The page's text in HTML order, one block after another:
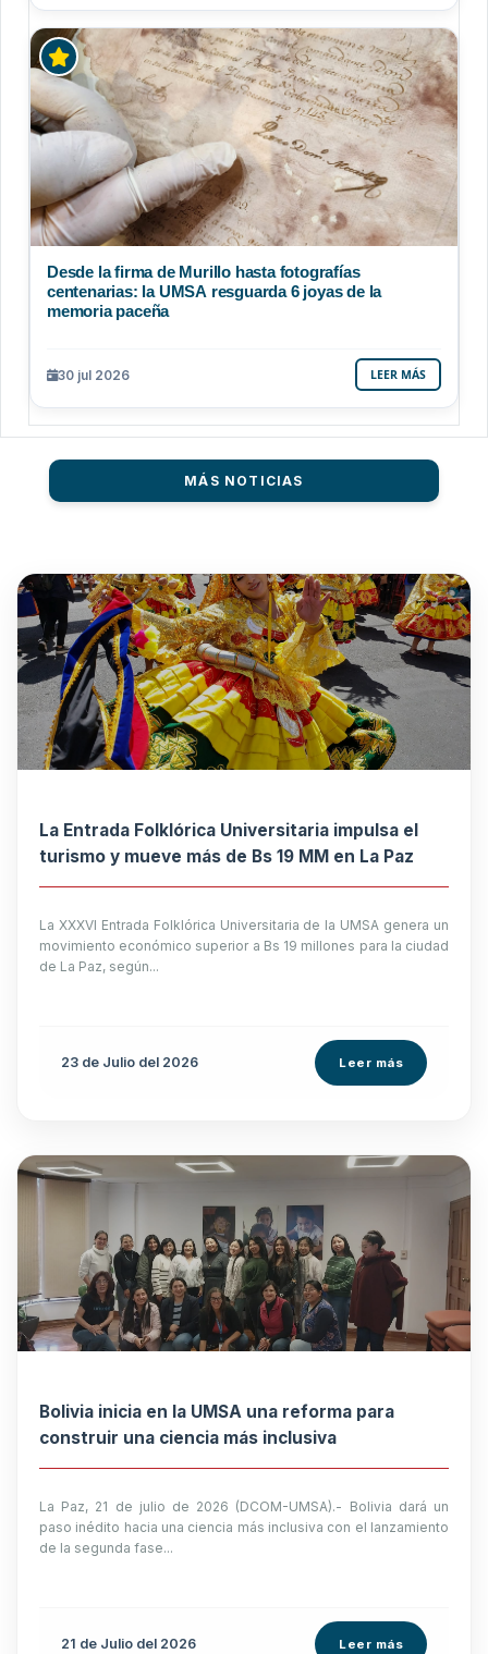
Desde la firma de Murillo hasta fotografías
centenarias: la UMSA resguarda 6 joyas de la
memoria paceña
30 jul 2026 LEER MÁS
MÁS NOTICIAS
La Entrada Folklórica Universitaria impulsa el
turismo y mueve más de Bs 19 MM en La Paz
La XXXVI Entrada Folklórica Universitaria de la UMSA genera un
movimiento económico superior a Bs 19 millones para la ciudad
de La Paz, según...
23 de Julio del 2026 Leer más
Bolivia inicia en la UMSA una reforma para
construir una ciencia más inclusiva
La Paz, 21 de julio de 2026 (DCOM-UMSA).- Bolivia dará un
paso inédito hacia una ciencia más inclusiva con el lanzamiento
de la segunda fase...
21 de Julio del 2026 Leer más